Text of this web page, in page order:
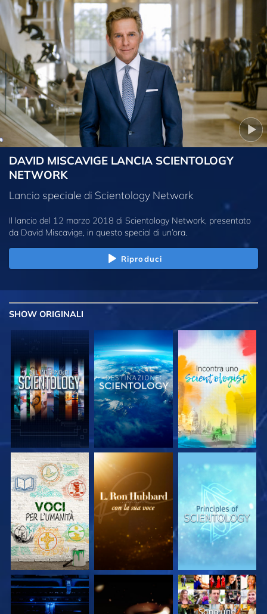
DAVID MISCAVIGE LANCIA SCIENTOLOGY
NETWORK
Lancio speciale di Scientology Network
Il lancio del 12 marzo 2018 di Scientology Network, presentato
da David Miscavige, in questo special di un’ora.
Riproduci
SHOW ORIGINALI
ESPLORA LE
SERIE
ESPLORA LE
SERIE
ESPLORA LE
SERIE